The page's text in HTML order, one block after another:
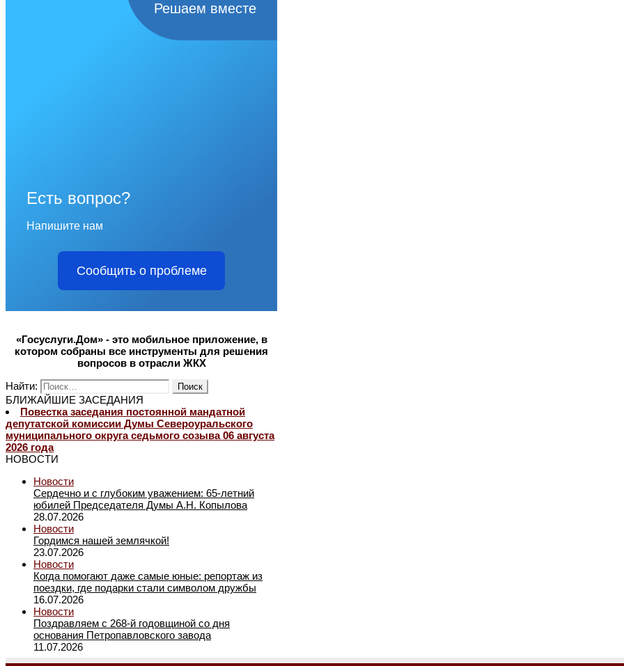
Решаем вместе
Есть вопрос?
Напишите нам
Сообщить о проблеме
«Госуслуги.Дом» - это мобильное приложение, в
котором собраны все инструменты для решения
вопросов в отрасли ЖКХ
Найти:
БЛИЖАЙШИЕ ЗАСЕДАНИЯ
Повестка заседания постоянной мандатной
депутатской комиссии Думы Североуральского
муниципального округа седьмого созыва 06 августа
2026 года
НОВОСТИ
Новости
Сердечно и с глубоким уважением: 65-летний
юбилей Председателя Думы А.Н. Копылова
28.07.2026
Новости
Гордимся нашей землячкой!
23.07.2026
Новости
Когда помогают даже самые юные: репортаж из
поездки, где подарки стали символом дружбы
16.07.2026
Новости
Поздравляем с 268-й годовщиной со дня
основания Петропавловского завода
11.07.2026